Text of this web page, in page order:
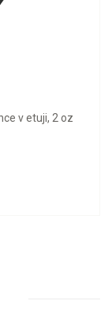
v etuji, 2 oz